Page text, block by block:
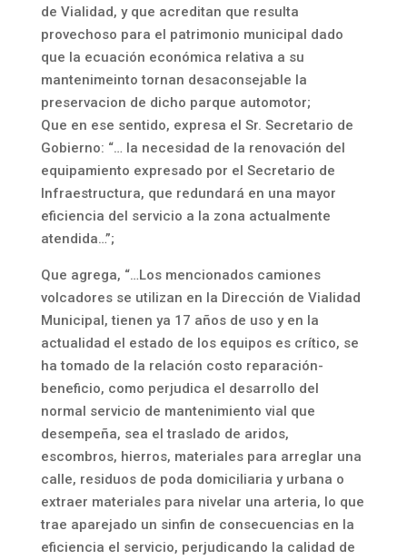
de Vialidad, y que acreditan que resulta
provechoso para el patrimonio municipal dado
que la ecuación económica relativa a su
mantenimeinto tornan desaconsejable la
preservacion de dicho parque automotor;
Que en ese sentido, expresa el Sr. Secretario de
Gobierno: “… la necesidad de la renovación del
equipamiento expresado por el Secretario de
Infraestructura, que redundará en una mayor
eficiencia del servicio a la zona actualmente
atendida…”;
Que agrega, “…Los mencionados camiones
volcadores se utilizan en la Dirección de Vialidad
Municipal, tienen ya 17 años de uso y en la
actualidad el estado de los equipos es crítico, se
ha tomado de la relación costo reparación-
beneficio, como perjudica el desarrollo del
normal servicio de mantenimiento vial que
desempeña, sea el traslado de aridos,
escombros, hierros, materiales para arreglar una
calle, residuos de poda domiciliaria y urbana o
extraer materiales para nivelar una arteria, lo que
trae aparejado un sinfin de consecuencias en la
eficiencia el servicio, perjudicando la calidad de